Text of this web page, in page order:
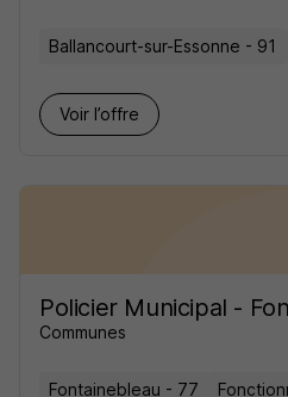
Ballancourt-sur-Essonne - 91
Voir l’offre
Policier Municipal -
Communes
Fontainebleau - 77